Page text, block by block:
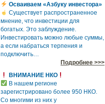
Осваиваем «Азбуку инвестора»
Существует распространенное
мнение, что инвестиции для
богатых. Это заблуждение.
Инвестировать можно любые суммы,
а если набраться терпения и
подключить…
Подробнее >>>
ВНИМАНИЕ НКО
В нашем регионе
зарегистрировано более 950 НКО.
Со многими из них у